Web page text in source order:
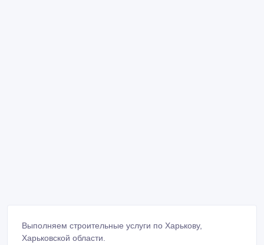
Выполняем строительные услуги по Харькову,
Харьковской области.